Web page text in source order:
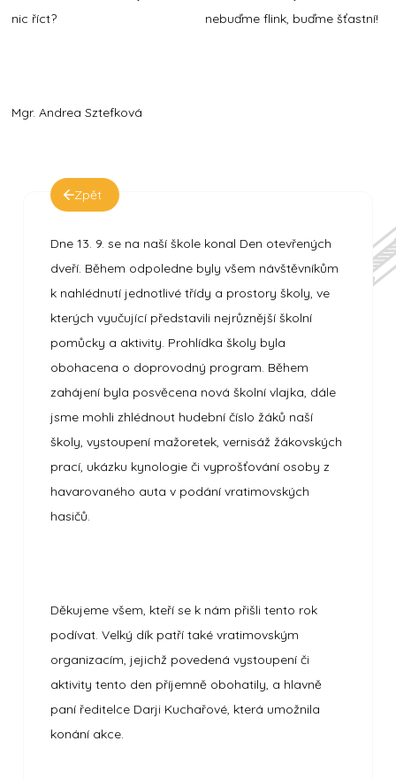
nic říct? nebuďme flink, buďme šťastní!
Mgr. Andrea Sztefková
Zpět
Dne 13. 9. se na naší škole konal Den otevřených
dveří. Během odpoledne byly všem návštěvníkům
k nahlédnutí jednotlivé třídy a prostory školy, ve
kterých vyučující představili nejrůznější školní
pomůcky a aktivity. Prohlídka školy byla
obohacena o doprovodný program. Během
zahájení byla posvěcena nová školní vlajka, dále
jsme mohli zhlédnout hudební číslo žáků naší
školy, vystoupení mažoretek, vernisáž žákovských
prací, ukázku kynologie či vyprošťování osoby z
havarovaného auta v podání vratimovských
hasičů.
Děkujeme všem, kteří se k nám přišli tento rok
podívat. Velký dík patří také vratimovským
organizacím, jejichž povedená vystoupení či
aktivity tento den příjemně obohatily, a hlavně
paní ředitelce Darji Kuchařové, která umožnila
konání akce.